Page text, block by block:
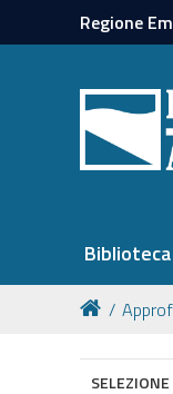
Regione
Biblioteca